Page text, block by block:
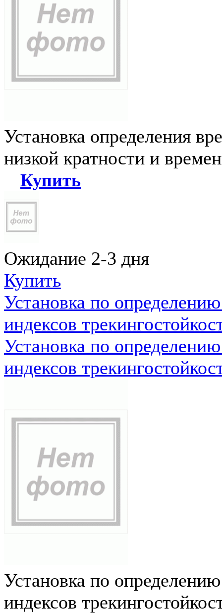
Установка определения
низкой кратности и
Купить
Ожидание 2-3 дня
Купить
Установка по
индексов
Установка по
индексов
Установка по
индексов